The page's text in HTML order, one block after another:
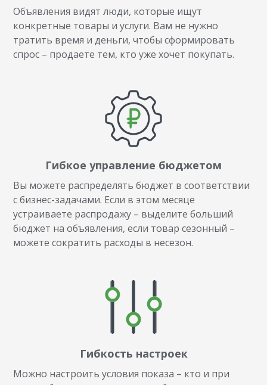
Объявления видят люди, которые ищут
конкретные товары и услуги. Вам не нужно
тратить время и деньги, чтобы сформировать
спрос – продаете тем, кто уже хочет покупать.
Гибкое управление бюджетом
Вы можете распределять бюджет в соответствии
с бизнес-задачами. Если в этом месяце
устраиваете распродажу – выделите больший
бюджет на объявления, если товар сезонный –
можете сократить расходы в несезон.
Гибкость настроек
Можно настроить условия показа – кто и при